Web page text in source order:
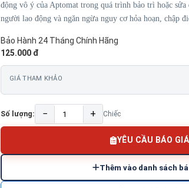
động vô ý của Aptomat trong quá trình bảo trì hoặc sửa
người lao động và ngăn ngừa nguy cơ hỏa hoạn, chập
Bảo Hành 24 Tháng Chính Hãng
125.000 đ
GIÁ THAM KHẢO
Số lượng: − + Chiếc
YÊU CẦU BÁO GIÁ
Thêm vào danh sách